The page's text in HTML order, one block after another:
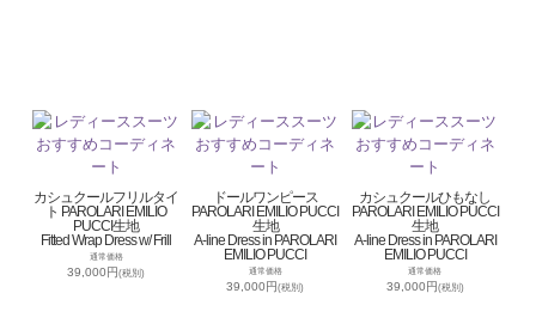
カシュクールフリルタイ
ト PAROLARI EMILIO
PUCCI生地
Fitted Wrap Dress w/ Frill
通常価格
39,000円(税別)
ドールワンピース
PAROLARI EMILIO PUCCI
生地
A-line Dress in PAROLARI
EMILIO PUCCI
通常価格
39,000円(税別)
カシュクールひもなし
PAROLARI EMILIO PUCCI
生地
A-line Dress in PAROLARI
EMILIO PUCCI
通常価格
39,000円(税別)